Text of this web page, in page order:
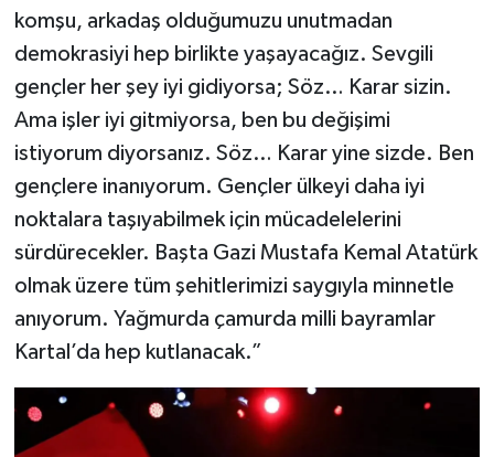
komşu, arkadaş olduğumuzu unutmadan
demokrasiyi hep birlikte yaşayacağız. Sevgili
gençler her şey iyi gidiyorsa; Söz… Karar sizin.
Ama işler iyi gitmiyorsa, ben bu değişimi
istiyorum diyorsanız. Söz… Karar yine sizde. Ben
gençlere inanıyorum. Gençler ülkeyi daha iyi
noktalara taşıyabilmek için mücadelelerini
sürdürecekler. Başta Gazi Mustafa Kemal Atatürk
olmak üzere tüm şehitlerimizi saygıyla minnetle
anıyorum. Yağmurda çamurda milli bayramlar
Kartal’da hep kutlanacak.”